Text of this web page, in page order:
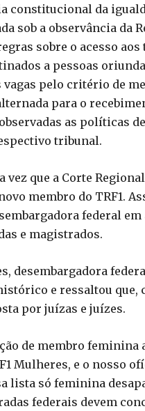
constitucional da
sob a observância da
sobre o acesso
a pessoas
pelo critério de
para o
as políticas
tribunal.
vez que a Corte
membro do TRF1.
federal em
e magistrados.
desembargadora
e ressaltou que,
por juízas e juízes.
de membro
Mulheres, e o nosso
lista só feminina
federais devem